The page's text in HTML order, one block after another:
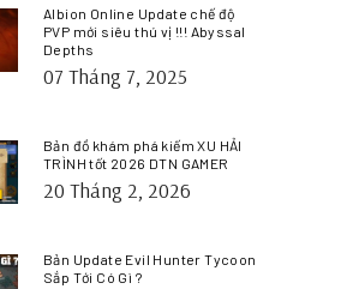
Albion Online Update chế độ
PVP mới siêu thú vị !!! Abyssal
Depths
07 Tháng 7, 2025
Bản đồ khám phá kiếm XU HẢI
TRÌNH tốt 2026 DTN GAMER
20 Tháng 2, 2026
Bản Update Evil Hunter Tycoon
Sắp Tới Có Gì ?